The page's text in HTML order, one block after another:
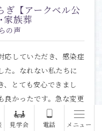
ぎ【アークベル公
家族葬
の声
応していただき、感染症
た。なれない私たちに
、とても安心できまし
良かったです。急な変更
た。
新潟市
見学会 電話 メニュー